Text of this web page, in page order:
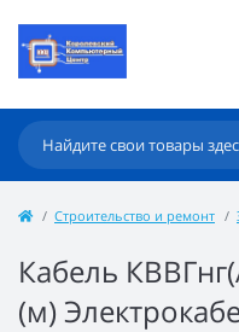
Строительство и ремонт
Кабель
(м)